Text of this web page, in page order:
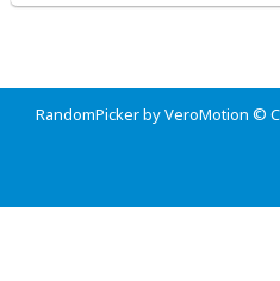
RandomPicker by VeroMotion ©